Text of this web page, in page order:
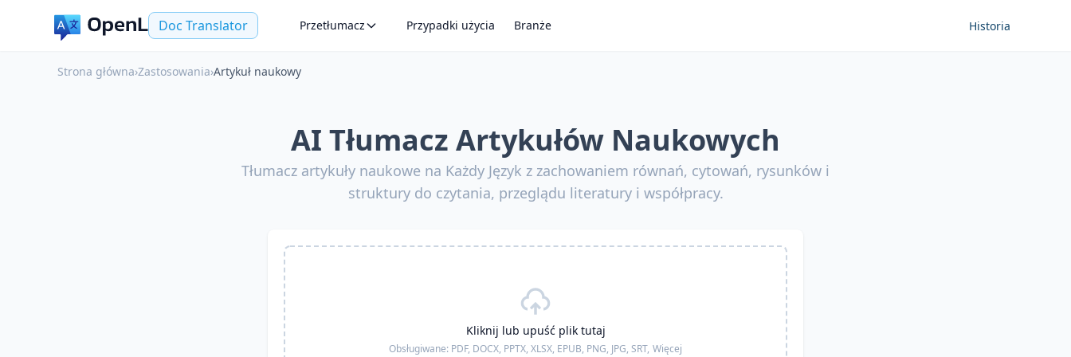
Doc Translator Przetłumacz Przypadki użycia Branże Historia
Strona główna›Zastosowania›Artykuł naukowy
AI Tłumacz Artykułów Naukowych
Tłumacz artykuły naukowe na Każdy Język z zachowaniem równań, cytowań, rysunków i
struktury do czytania, przeglądu literatury i współpracy.
Kliknij lub upuść plik tutaj
Obsługiwane: PDF, DOCX, PPTX, XLSX, EPUB, PNG, JPG, SRT, Więcej